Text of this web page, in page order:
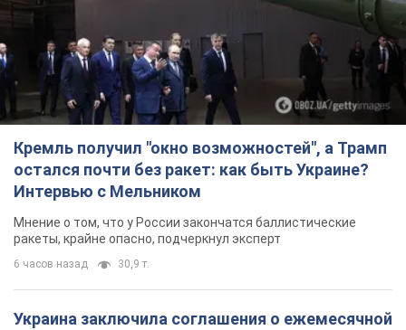
Кремль получил "окно возможностей", а Трамп
остался почти без ракет: как быть Украине?
Интервью с Мельником
Мнение о том, что у России закончатся баллистические
ракеты, крайне опасно, подчеркнул эксперт
6 часов назад 30,9 т.
Украина заключила соглашения о ежемесячной